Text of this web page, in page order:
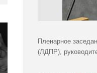
Пленарное
(ЛДПР),